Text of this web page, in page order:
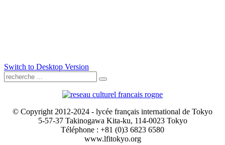
Switch to Desktop Version
© Copyright 2012-2024 - lycée français international de Tokyo
5-57-37 Takinogawa Kita-ku, 114-0023 Tokyo
Téléphone : +81 (0)3 6823 6580
www.lfitokyo.org